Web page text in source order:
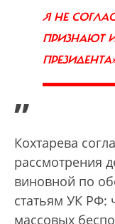
Я НЕ
ПРИЗНАЮТ
”
Кохтарева
рассмотрения
виновной по
статьям УК РФ:
массовых